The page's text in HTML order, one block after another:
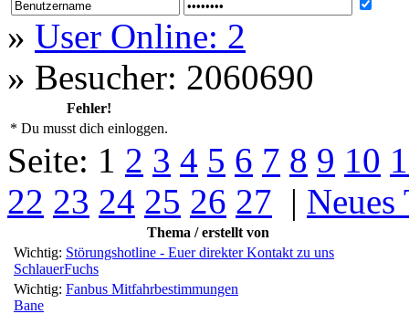
» User Online: 2
» Besucher: 2060690
Fehler!
* Du musst dich einloggen.
Seite: 1 2 3 4 5 6 7 8 9 10
22 23 24 25 26 27 | Neues
Thema / erstellt von
Wichtig: Störungshotline - Euer direkter Kontakt zu uns
SchlauerFuchs
Wichtig: Fanbus Mitfahrbestimmungen
Bane